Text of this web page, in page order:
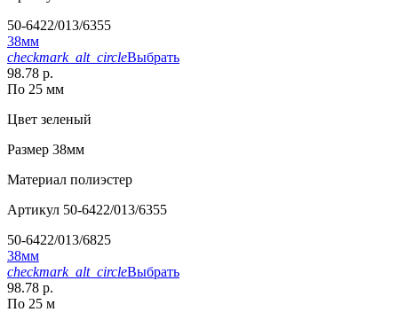
50-6422/013/6355
38мм
checkmark_alt_circleВыбрать
98.78 р.
По 25 мм
Цвет зеленый
Размер 38мм
Материал полиэстер
Артикул 50-6422/013/6355
50-6422/013/6825
38мм
checkmark_alt_circleВыбрать
98.78 р.
По 25 м